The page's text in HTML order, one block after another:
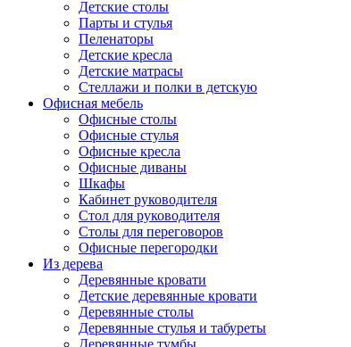
Детские столы
Парты и стулья
Пеленаторы
Детские кресла
Детские матрасы
Стеллажи и полки в детскую
Офисная мебель
Офисные столы
Офисные стулья
Офисные кресла
Офисные диваны
Шкафы
Кабинет руководителя
Стол для руководителя
Столы для переговоров
Офисные перегородки
Из дерева
Деревянные кровати
Детские деревянные кровати
Деревянные столы
Деревянные стулья и табуреты
Деревянные тумбы